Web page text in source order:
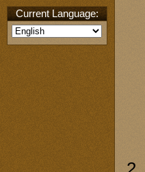
Current Language: